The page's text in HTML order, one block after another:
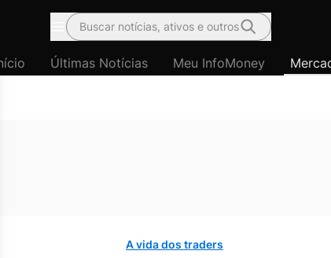
Menu
Buscar notícias, ativos e outros
Últimas Notícias Meu InfoMoney
A vida dos traders